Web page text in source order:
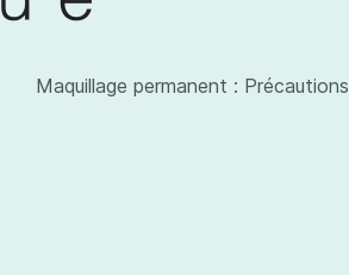
Maquillage permanent : Précautions